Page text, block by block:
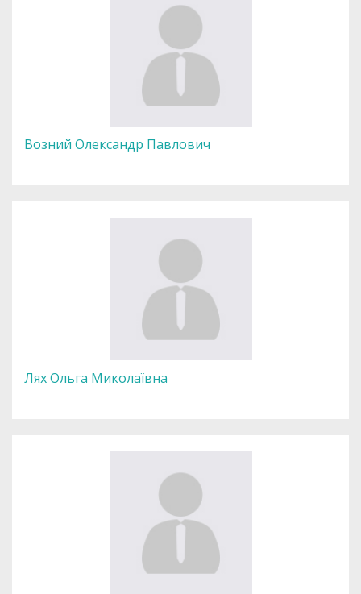
Возний Олександр Павлович
Лях Ольга Миколаївна